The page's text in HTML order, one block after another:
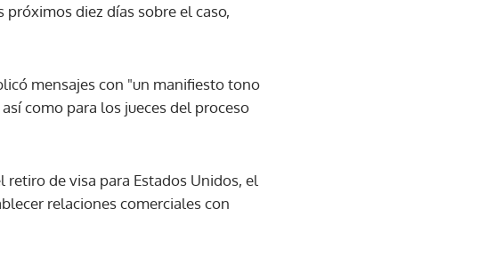
diez días sobre el caso,
mensajes con "un manifiesto tono
como para los jueces del proceso
de visa para Estados Unidos, el
relaciones comerciales con